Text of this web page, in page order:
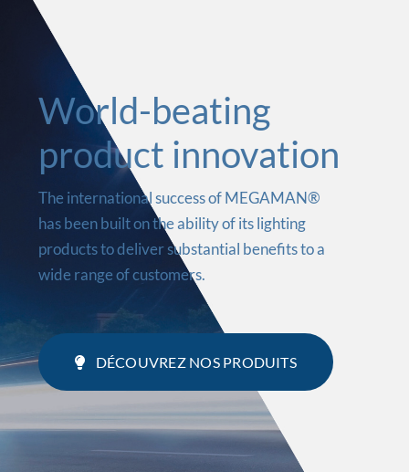
World-beating
product innovation
The international success of MEGAMAN®
has been built on the ability of its lighting
products to deliver substantial benefits to a
wide range of customers.
DÉCOUVREZ NOS PRODUITS